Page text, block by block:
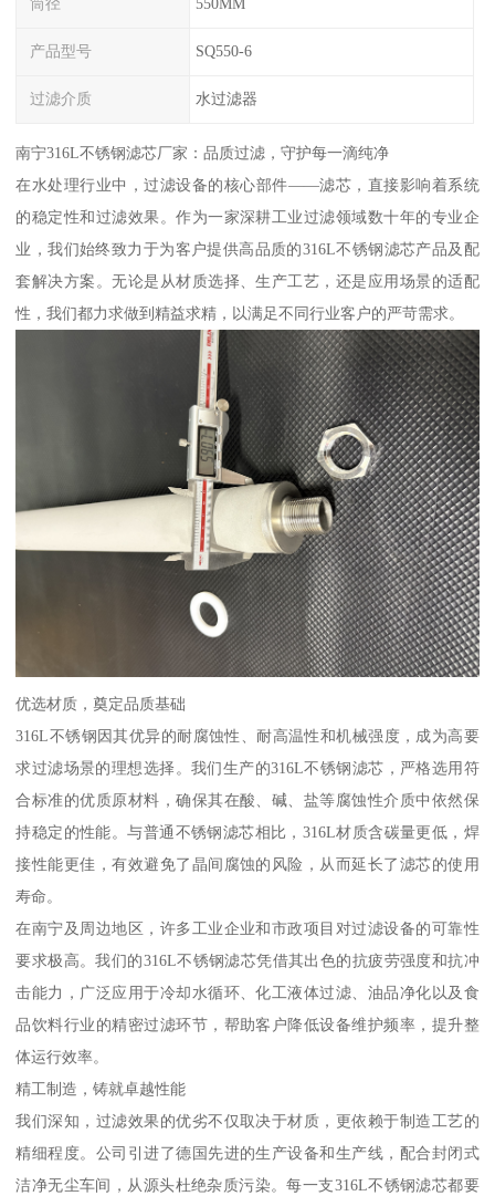
筒径 550MM
产品型号 SQ550-6
过滤介质 水过滤器
南宁316L不锈钢滤芯厂家：品质过滤，守护每一滴纯净
在水处理行业中，过滤设备的核心部件——滤芯，直接影响着系统
的稳定性和过滤效果。作为一家深耕工业过滤领域数十年的专业企
业，我们始终致力于为客户提供高品质的316L不锈钢滤芯产品及配
套解决方案。无论是从材质选择、生产工艺，还是应用场景的适配
性，我们都力求做到精益求精，以满足不同行业客户的严苛需求。
优选材质，奠定品质基础
316L不锈钢因其优异的耐腐蚀性、耐高温性和机械强度，成为高要
求过滤场景的理想选择。我们生产的316L不锈钢滤芯，严格选用符
合标准的优质原材料，确保其在酸、碱、盐等腐蚀性介质中依然保
持稳定的性能。与普通不锈钢滤芯相比，316L材质含碳量更低，焊
接性能更佳，有效避免了晶间腐蚀的风险，从而延长了滤芯的使用
寿命。
在南宁及周边地区，许多工业企业和市政项目对过滤设备的可靠性
要求极高。我们的316L不锈钢滤芯凭借其出色的抗疲劳强度和抗冲
击能力，广泛应用于冷却水循环、化工液体过滤、油品净化以及食
品饮料行业的精密过滤环节，帮助客户降低设备维护频率，提升整
体运行效率。
精工制造，铸就卓越性能
我们深知，过滤效果的优劣不仅取决于材质，更依赖于制造工艺的
精细程度。公司引进了德国先进的生产设备和生产线，配合封闭式
洁净无尘车间，从源头杜绝杂质污染。每一支316L不锈钢滤芯都要